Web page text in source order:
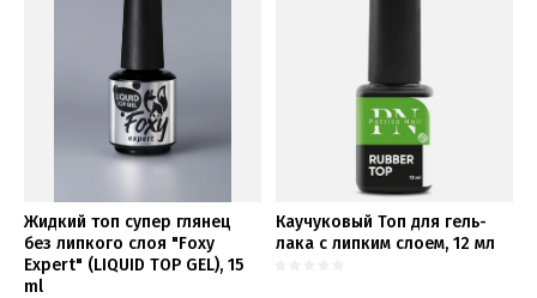
Жидкий топ супер глянец
без липкого слоя "Foxy
Expert" (LIQUID TOP GEL), 15
ml
Каучуковый Топ для гель-
лака с липким слоем, 12 мл